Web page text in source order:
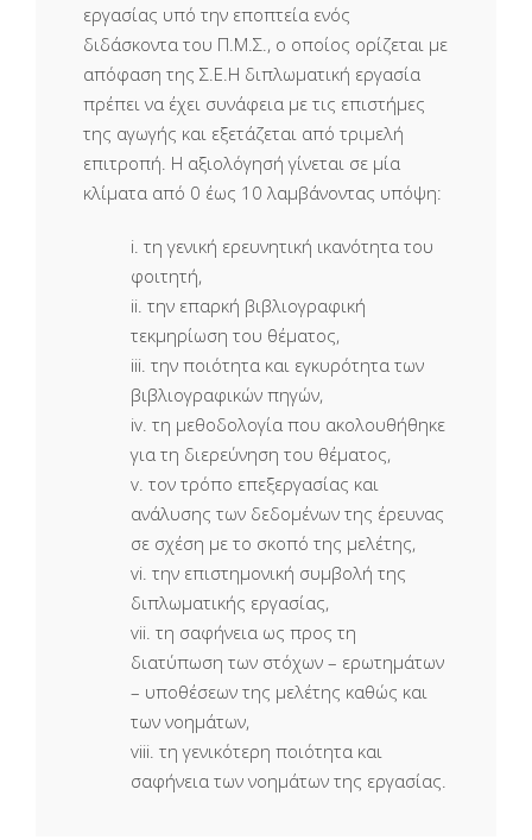
εργασίας υπό την εποπτεία ενός
διδάσκοντα του Π.Μ.Σ., ο οποίος ορίζεται με
απόφαση της Σ.Ε.Η διπλωματική εργασία
πρέπει να έχει συνάφεια με τις επιστήμες
της αγωγής και εξετάζεται από τριμελή
επιτροπή. Η αξιολόγησή γίνεται σε μία
κλίματα από 0 έως 10 λαμβάνοντας υπόψη:
i. τη γενική ερευνητική ικανότητα του
φοιτητή,
ii. την επαρκή βιβλιογραφική
τεκμηρίωση του θέματος,
iii. την ποιότητα και εγκυρότητα των
βιβλιογραφικών πηγών,
iv. τη μεθοδολογία που ακολουθήθηκε
για τη διερεύνηση του θέματος,
v. τον τρόπο επεξεργασίας και
ανάλυσης των δεδομένων της έρευνας
σε σχέση με το σκοπό της μελέτης,
vi. την επιστημονική συμβολή της
διπλωματικής εργασίας,
vii. τη σαφήνεια ως προς τη
διατύπωση των στόχων – ερωτημάτων
– υποθέσεων της μελέτης καθώς και
των νοημάτων,
viii. τη γενικότερη ποιότητα και
σαφήνεια των νοημάτων της εργασίας.